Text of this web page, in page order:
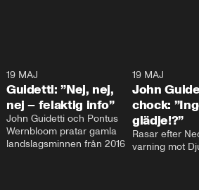
0:39
19 MAJ
Guidetti: ”Nej, nej,
nej – felaktig info”
John Guidetti och Pontus
Wernbloom pratar gamla
landslagsminnen från 2016
19 MAJ
John
chock:
glädje!?”
Rasar efter
varning mot